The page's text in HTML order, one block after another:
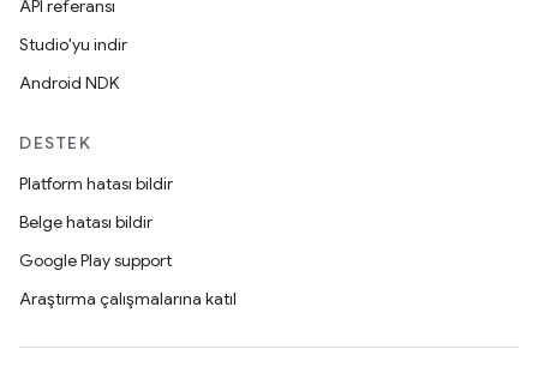
API referansı
Studio'yu indir
Android NDK
DESTEK
Platform hatası bildir
Belge hatası bildir
Google Play support
Araştırma çalışmalarına katıl